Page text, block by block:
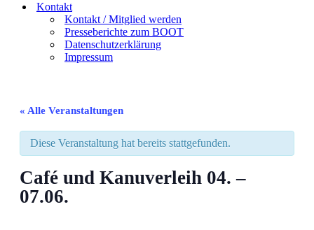
Kontakt
Kontakt / Mitglied werden
Presseberichte zum BOOT
Datenschutzerklärung
Impressum
« Alle Veranstaltungen
Diese Veranstaltung hat bereits stattgefunden.
Café und Kanuverleih 04. –
07.06.